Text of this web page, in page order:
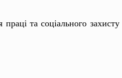
та соціального